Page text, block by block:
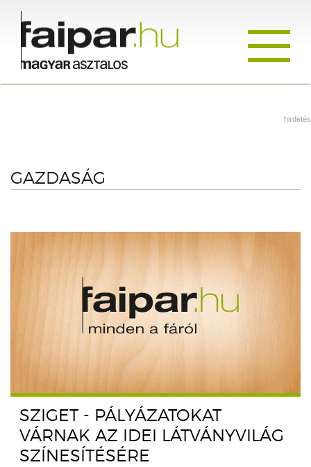
hirdetés
GAZDASÁG
SZIGET - PÁLYÁZATOKAT
VÁRNAK AZ IDEI LÁTVÁNYVILÁG
SZÍNESÍTÉSÉRE